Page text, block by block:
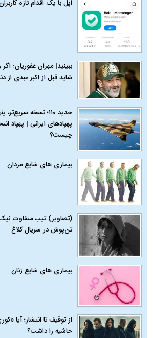
اپل با یک اقدام تازه
ببینید| مهران غفوریان:
شاید قبل از اکبر عبدی از
حدید ۱۱۰؛ نسخه
پهپادهای ایرانی | پهپاد
چیست؟
بیماری‌ های شایع مردان
(تصاویر) تیپ متفاوت
تن‌پوش در سریال کلاغ
بیماری‌ های شایع زنان
از توقیف تا انتشار؛ آیا
حاشیه را داشت؟